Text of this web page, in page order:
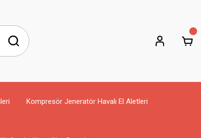
Kompresör Jeneratör Havalı El Aletleri